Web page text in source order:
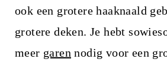
ook een grotere haaknaald
grotere deken. Je hebt
meer garen nodig voor een